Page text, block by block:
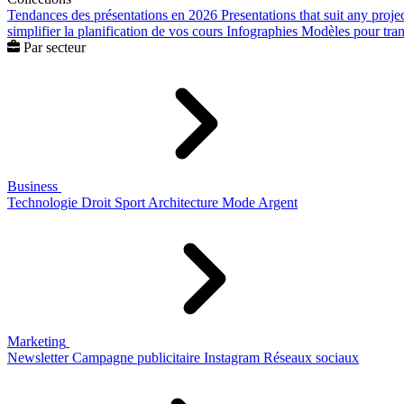
Tendances des présentations en 2026 Presentations that suit any
simplifier la planification de vos cours Infographies Modèles pour
Par secteur
Business
Technologie Droit Sport Architecture Mode Argent
Marketing
Newsletter Campagne publicitaire Instagram Réseaux sociaux